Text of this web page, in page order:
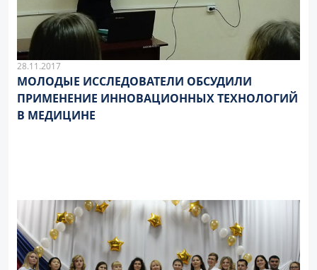
28.11.2017
МОЛОДЫЕ ИССЛЕДОВАТЕЛИ ОБСУДИЛИ
ПРИМЕНЕНИЕ ИННОВАЦИОННЫХ ТЕХНОЛОГИЙ
В МЕДИЦИНЕ